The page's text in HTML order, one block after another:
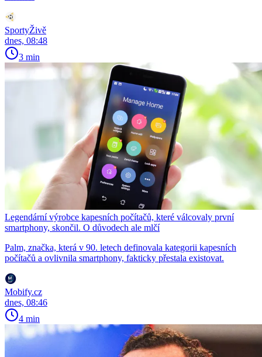
SportyŽivě
dnes, 08:48
3 min
Legendární výrobce kapesních počítačů, které válcovaly první
smartphony, skončil. O důvodech ale mlčí
Palm, značka, která v 90. letech definovala kategorii kapesních
počítačů a ovlivnila smartphony, fakticky přestala existovat.
Mobify.cz
dnes, 08:46
4 min